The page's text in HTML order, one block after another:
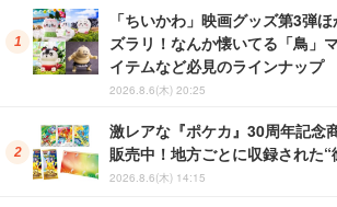
「ちいかわ」映画グッズ第3弾
ズラリ！なんか懐いてる「鳥」
イテムなど必見のラインナップ
2026.8.6(木) 20:25
激レアな『ポケカ』30周年記念
販売中！地方ごとに収録された
2026.8.6(木) 14:15